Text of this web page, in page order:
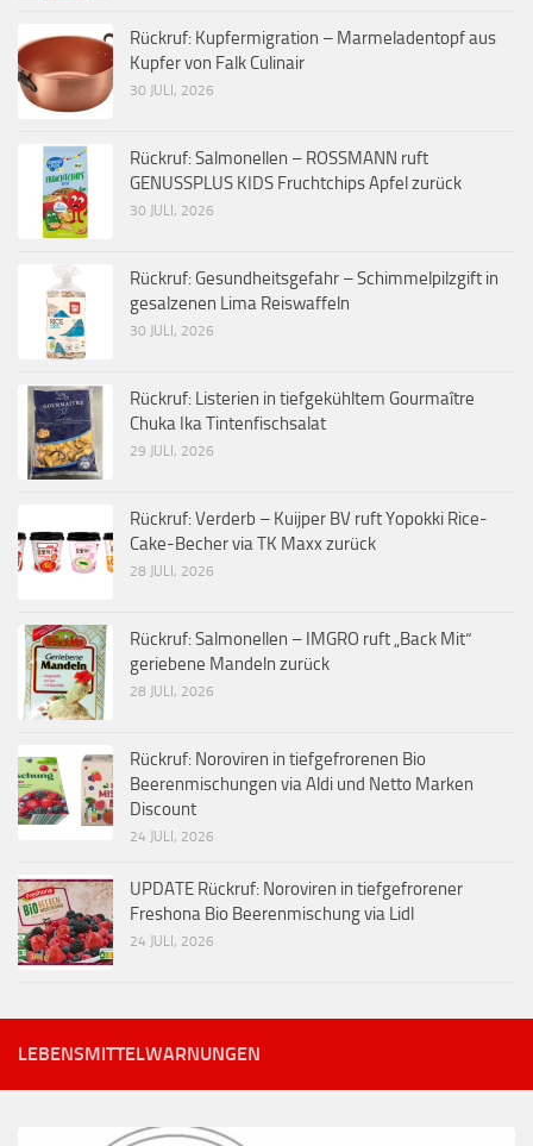
Rückruf: Kupfermigration – Marmeladentopf aus
Kupfer von Falk Culinair
30 JULI, 2026
Rückruf: Salmonellen – ROSSMANN ruft
GENUSSPLUS KIDS Fruchtchips Apfel zurück
30 JULI, 2026
Rückruf: Gesundheitsgefahr – Schimmelpilzgift in
gesalzenen Lima Reiswaffeln
30 JULI, 2026
Rückruf: Listerien in tiefgekühltem Gourmaître
Chuka Ika Tintenfischsalat
29 JULI, 2026
Rückruf: Verderb – Kuijper BV ruft Yopokki Rice-
Cake-Becher via TK Maxx zurück
28 JULI, 2026
Rückruf: Salmonellen – IMGRO ruft „Back Mit“
geriebene Mandeln zurück
28 JULI, 2026
Rückruf: Noroviren in tiefgefrorenen Bio
Beerenmischungen via Aldi und Netto Marken
Discount
24 JULI, 2026
UPDATE Rückruf: Noroviren in tiefgefrorener
Freshona Bio Beerenmischung via Lidl
24 JULI, 2026
LEBENSMITTELWARNUNGEN